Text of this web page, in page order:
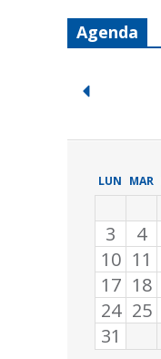
Agenda
LUN MAR
3
4
10 11
17 18
24 25
31